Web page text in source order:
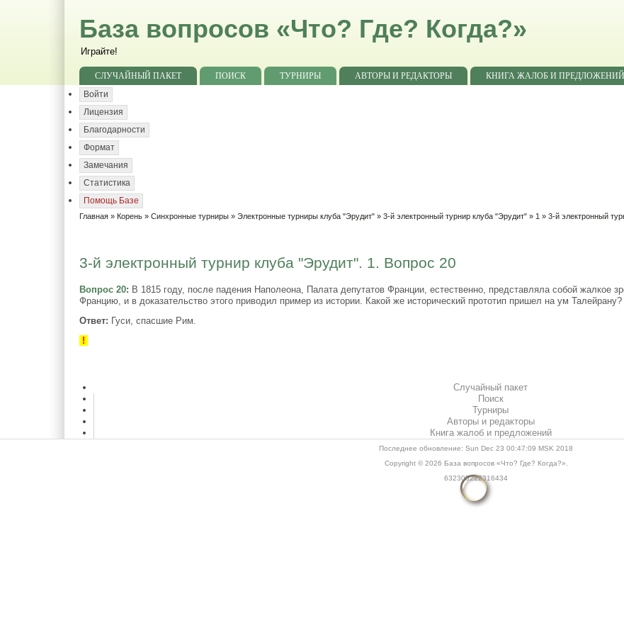
База вопросов «Что? Где? Когда?»
Играйте!
СЛУЧАЙНЫЙ ПАКЕТ ПОИСК ТУРНИРЫ АВТОРЫ И РЕДАКТОРЫ
КНИГА ЖАЛОБ И ПРЕДЛОЖЕНИЙ
Войти
Лицензия
Благодарности
Формат
Замечания
Статистика
Помощь Базе
Главная » Корень »Синхронные турниры »Электронные турниры клуба "Эрудит" »3-й электронный турнир клуба "Эрудит" » 1 » 3-й электронный
3-й электронный турнир клуба "Эрудит". 1. Вопрос 20
Вопрос 20: В 1815 году, после падения Наполеона, Палата депутатов Франции, естественно, представляла собой жалкое
Францию, и в доказательство этого приводил пример из истории. Какой же исторический прототип пришел на ум Талейрану?
Ответ: Гуси, спасшие Рим.
!
Случайный пакет
Поиск
Турниры
Авторы и редакторы
Книга жалоб и предложений
Последнее обновление: Sun Dec 23 00:47:09 MSK 2018
Copyright © 2026 База вопросов «Что? Где? Когда?»
632305222316434